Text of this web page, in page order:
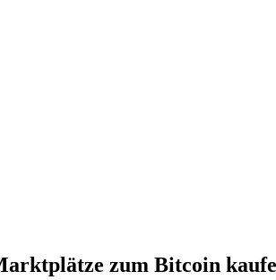
zum Bitcoin